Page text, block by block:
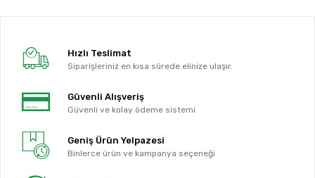
Hızlı Teslimat
Siparişleriniz en kısa sürede elinize ulaşır.
Güvenli Alışveriş
Güvenli ve kolay ödeme sistemi
Geniş Ürün Yelpazesi
Binlerce ürün ve kampanya seçeneği